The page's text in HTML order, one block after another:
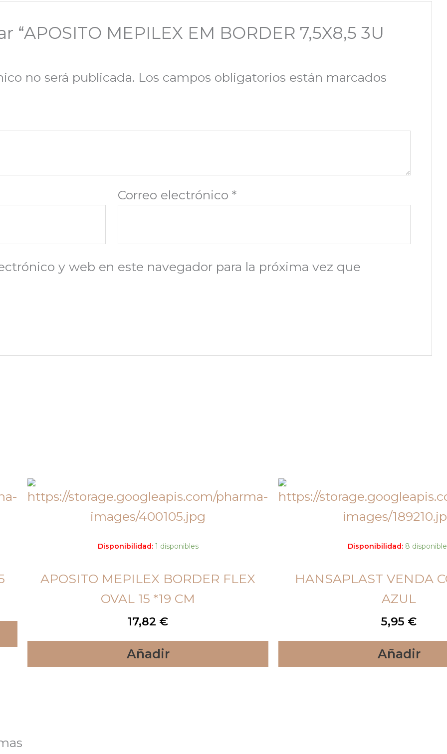
MEPILEX EM BORDER 7,5X8,5 3U
no será publicada. Los campos obligatorios están marcados
Correo electrónico *
y web en este navegador para la próxima vez que
Disponibilidad: 1 disponibles
APOSITO MEPILEX BORDER FLEX
OVAL 15 *19 CM
17,82 €
Añadir
Disponibilidad: 8
HANSAPLAST VENDA
AZUL
5,95 €
Añadir